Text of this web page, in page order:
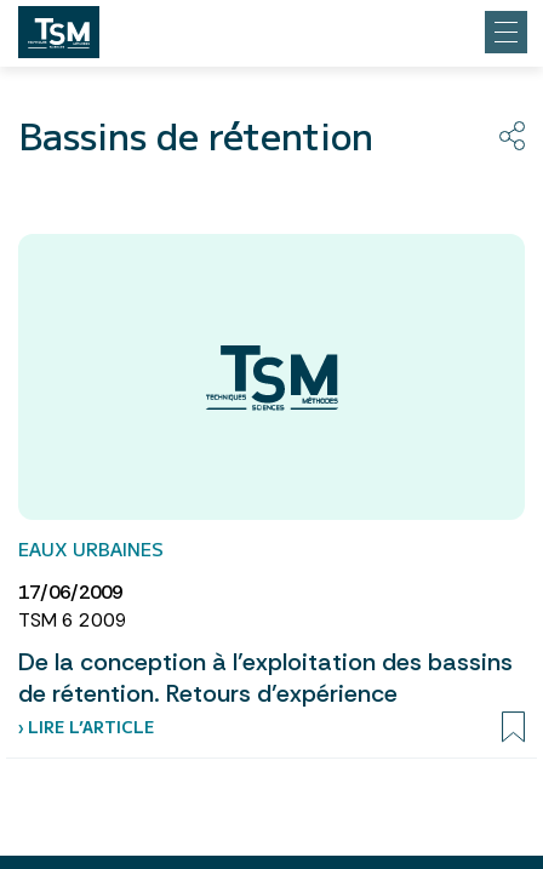
Bassins de rétention
EAUX URBAINES
17/06/2009
TSM 6 2009
De la conception à l’exploitation des bassins
de rétention. Retours d’expérience
› LIRE L’ARTICLE